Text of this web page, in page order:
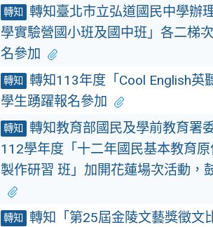
轉知
轉知臺北市立弘道國民中學辦
學實驗營國小班及國中班」各二梯
名參加
轉知
轉知113年度「Cool English英
學生踴躍報名參加
轉知
轉知教育部國民及學前教育署
112學年度「十二年國民基本教育
製作研習 班」加開花蓮場次活動，
轉知
轉知「第25屆金陵文藝獎徵文